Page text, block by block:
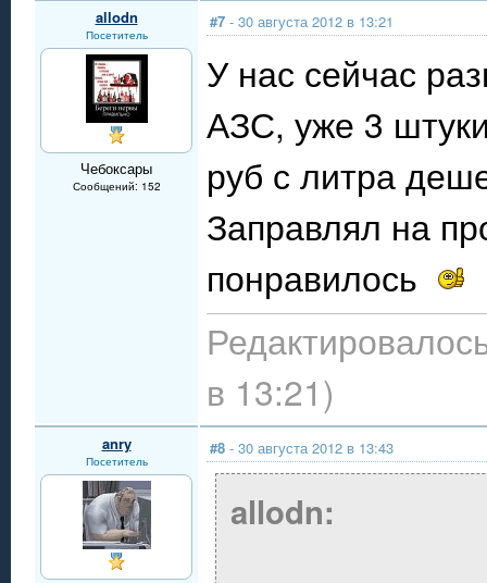
allodn
Посетитель
Чебоксары
Сообщений: 152
#7 - 30 августа 2012 в 13:21
У нас сейчас
АЗС, уже 3
руб с литра
Заправлял на
понравилось
в 13:21)
anry
Посетитель
#8 - 30 августа 2012 в 13:43
allodn: